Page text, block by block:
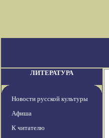
ЛИТЕРАТУРА
Новости русской культуры
Афиша
К читателю